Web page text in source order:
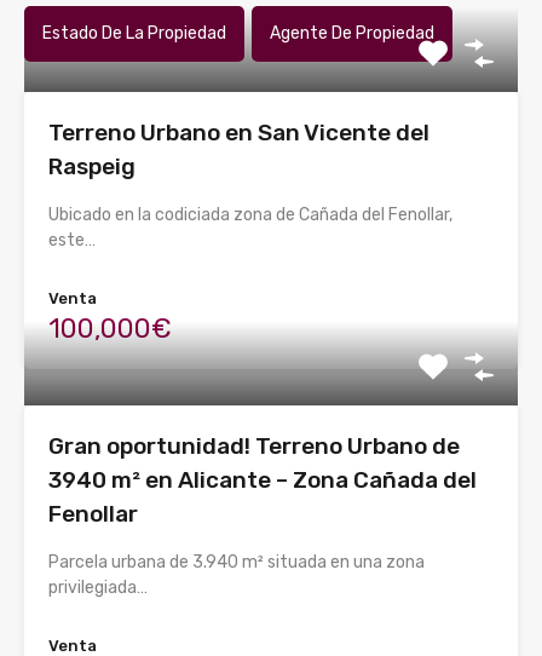
Estado De La Propiedad Agente De Propiedad
Terreno Urbano en San Vicente del
Raspeig
Ubicado en la codiciada zona de Cañada del Fenollar,
este…
Venta
100,000€
Gran oportunidad! Terreno Urbano de
3940 m² en Alicante – Zona Cañada del
Fenollar
Parcela urbana de 3.940 m² situada en una zona
privilegiada…
Venta